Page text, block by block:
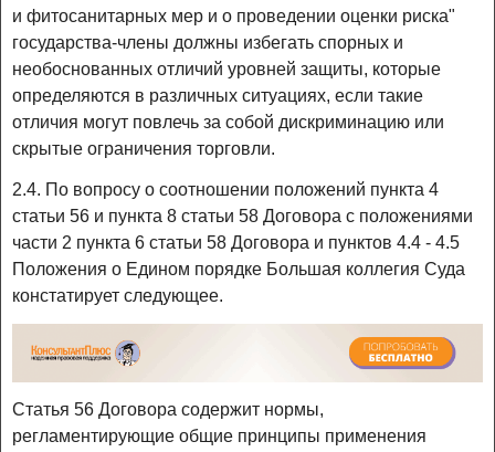
и фитосанитарных мер и о проведении оценки риска"
государства-члены должны избегать спорных и
необоснованных отличий уровней защиты, которые
определяются в различных ситуациях, если такие
отличия могут повлечь за собой дискриминацию или
скрытые ограничения торговли.
2.4. По вопросу о соотношении положений пункта 4
статьи 56 и пункта 8 статьи 58 Договора с положениями
части 2 пункта 6 статьи 58 Договора и пунктов 4.4 - 4.5
Положения о Едином порядке Большая коллегия Суда
констатирует следующее.
Статья 56 Договора содержит нормы,
регламентирующие общие принципы применения